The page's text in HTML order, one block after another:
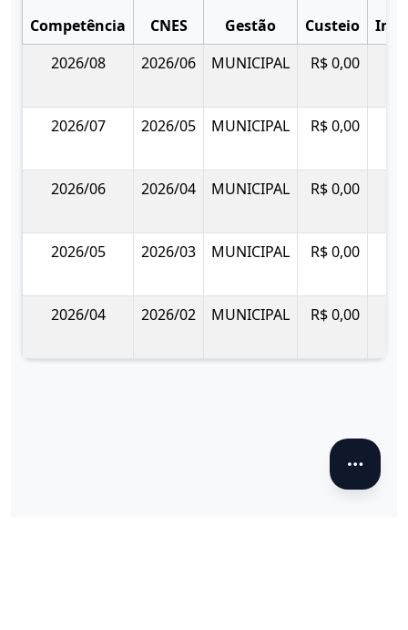
Competência CNES Gestão Custeio
2026/08
2026/06 MUNICIPAL R$ 0,00
2026/07 2026/05 MUNICIPAL R$ 0,00
2026/06 2026/04 MUNICIPAL R$ 0,00
2026/05 2026/03 MUNICIPAL R$ 0,00
2026/04 2026/02 MUNICIPAL R$ 0,00